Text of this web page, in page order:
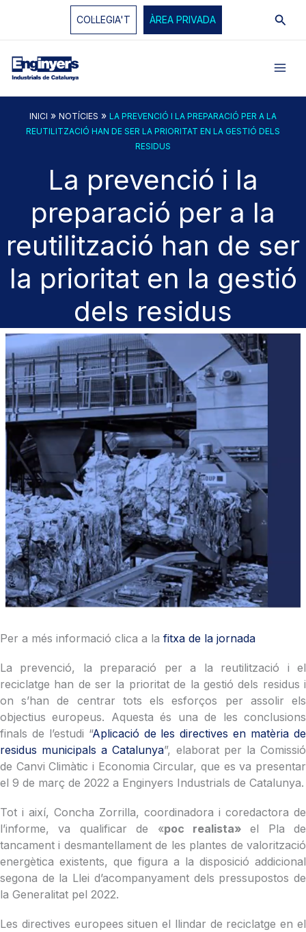
COL·LEGIA'T ÀREA PRIVADA
INICI » NOTÍCIES » LA PREVENCIÓ I LA PREPARACIÓ PER A LA
REUTILITZACIÓ HAN DE SER LA PRIORITAT EN LA GESTIÓ DELS
RESIDUS
La prevenció i la
preparació per a la
reutilització han de ser
la prioritat en la gestió
dels residus
Per a més informació clica a la fitxa de la jornada
La prevenció, la preparació per a la reutilització i el
reciclatge han de ser la prioritat de la gestió dels residus i
on s’han de centrar tots els esforços per assolir els
objectius europeus. Aquesta és una de les conclusions
finals de l’estudi “Aplicació de les directives en matèria de
residus municipals a Catalunya”, elaborat per la Comissió
de Canvi Climàtic i Economia Circular, que es va presentar
el 9 de març de 2022 a Enginyers Industrials de Catalunya.
Tot i així, Concha Zorrilla, coordinadora i coredactora de
l’informe, va qualificar de «poc realista»el Pla de
tancament i desmantellament de les plantes de valorització
energètica existents, que figura a la disposició addicional
segona de la Llei d’acompanyament dels pressupostos de
la Generalitat pel 2022.
Les directives europees situen el llindar de reciclatge en el